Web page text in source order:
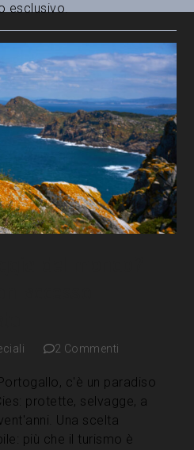
esclusivo.
2 Commenti
c'è un paradiso
protette, selvagge, a
Una scelta
più che il turismo è